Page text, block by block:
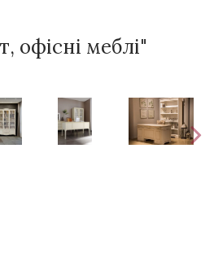
офісні меблі"